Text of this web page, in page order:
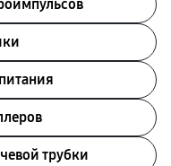
трубки